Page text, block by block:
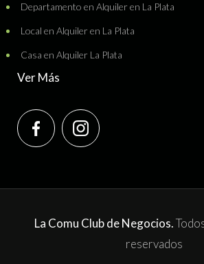
Departamento en Alquiler en La Plata
Local en Alquiler en La Plata
Casa en Alquiler La Plata
Ver Más
La Comu Club de Negocios.
reservados